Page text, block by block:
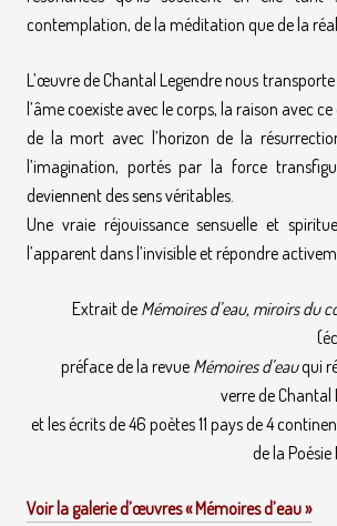
contemplation, de la méditation que de la
L’œuvre de Chantal Legendre nous
l’âme coexiste avec le corps, la raison avec
de la mort avec l’horizon de la
l’imagination, portés par la force
deviennent des sens véritables.
Une vraie réjouissance sensuelle et
l’apparent dans l’invisible et répondre
Extrait de Mémoires d’eau, miroirs du
préface de la revue Mémoires d’eauqui
verre de
et les écrits de 46 poètes 11 pays de 4
de la
Voir la galerie d’œuvres « Mémoires d’eau »